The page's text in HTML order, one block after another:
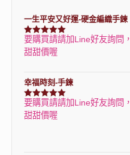
一生平安又好運-硬金編織手鍊
評分7740滿分 5
要購買請請加Line好友詢問，
甜甜價喔
幸福時刻-手鍊
評分3150滿分 5
要購買請請加Line好友詢問，
甜甜價喔